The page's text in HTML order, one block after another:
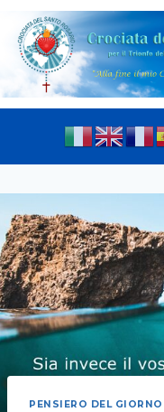
PENSIERO DEL GIORNO